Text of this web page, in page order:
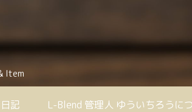
Item
記 L-Blend 管理人 ゆういちろうに